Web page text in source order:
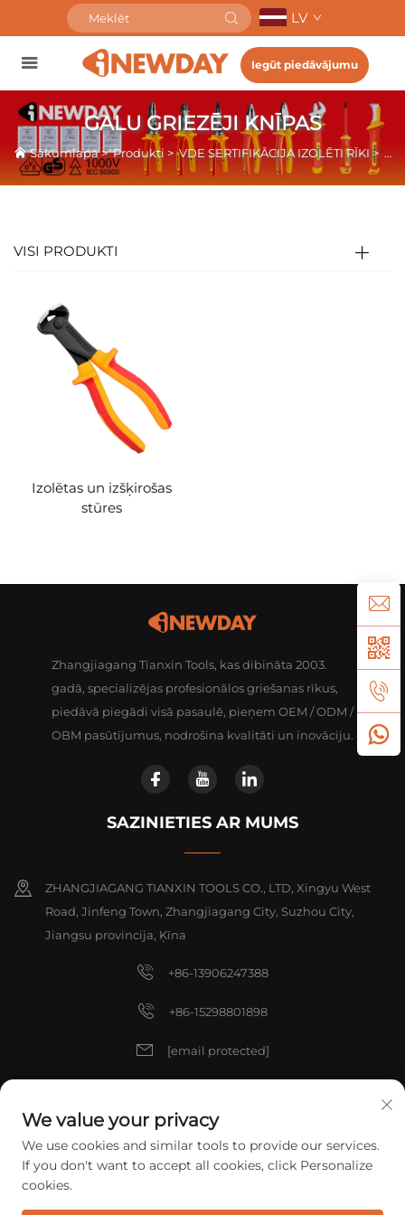
LV
Iegūt piedāvājumu
GALU GRIEZĒJI KNĪPAS
Sākumlapa>Produkti >VDE SERTIFIKĀCIJA IZOLĒTI RĪKI >
VISI PRODUKTI
Izolētas un izšķirošas
stūres
Zhangjiagang Tianxin Tools, kas dibināta 2003.
gadā, specializējas profesionālos griešanas rīkus,
piedāvā piegādi visā pasaulē, pieņem OEM / ODM /
OBM pasūtījumus, nodrošina kvalitāti un inovāciju.
SAZINIETIES AR MUMS
ZHANGJIAGANG TIANXIN TOOLS CO., LTD, Xingyu West
Road, Jinfeng Town, Zhangjiagang City, Suzhou City,
Jiangsu provincija, Ķīna
+86-13906247388
+86-15298801898
[email protected]
Autortiesības © 2025 China ZHANGJIAGANG TIANXIN TOOLS CO.,
LTD. Visas tiesības aizsargātas. Konfidencialitātes politika
We value your privacy
We use cookies and similar tools to provide our services.
If you don't want to accept all cookies, click Personalize
cookies.